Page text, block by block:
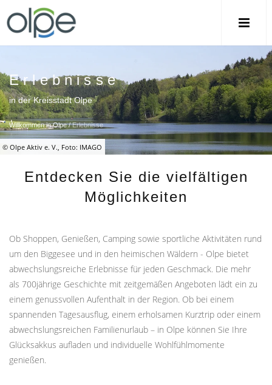
© Olpe Aktiv e. V., Foto: IMAGO
Erlebnisse
in der Kreisstadt Olpe
Willkommen in Olpe/Erlebnisse
Entdecken Sie die vielfältigen
Möglichkeiten
Ob Shoppen, Genießen, Camping sowie sportliche Aktivitäten rund
um den Biggesee und in den heimischen Wäldern - Olpe bietet
abwechslungsreiche Erlebnisse für jeden Geschmack. Die mehr
als 700jährige Geschichte mit zeitgemäßen Angeboten lädt ein zu
einem genussvollen Aufenthalt in der Region. Ob bei einem
spannenden Tagesausflug, einem erholsamen Kurztrip oder einem
abwechslungsreichen Familienurlaub – in Olpe können Sie Ihre
Glücksakkus aufladen und individuelle Wohlfühlmomente
genießen.